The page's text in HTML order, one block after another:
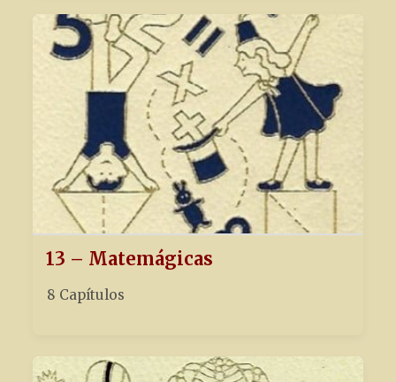
13 – Matemágicas
8 Capítulos